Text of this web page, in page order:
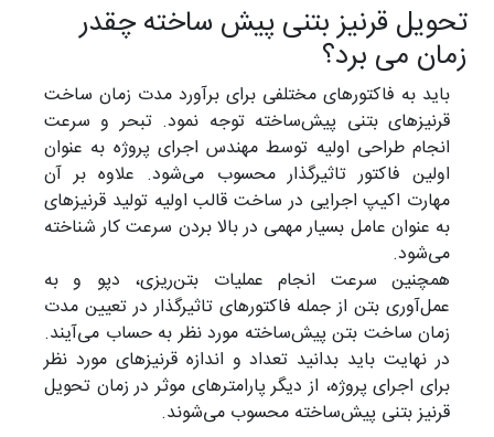
قرنیز بتنی پیش ساخته چقدر
می برد؟
باید به فاکتورهای مختلفی برای برآورد مدت زمان ساخت
قرنیزهای بتنی پیش‌ساخته توجه نمود. تبحر و سرعت
انجام طراحی‌ اولیه توسط مهندس اجرای پروژه به عنوان
اولین فاکتور تاثیرگذار محسوب می‌شود. علاوه بر آن
مهارت اکیپ اجرایی در ساخت قالب اولیه تولید قرنیزهای
به عنوان عامل بسیار مهمی در بالا بردن سرعت کار شناخته
می‌شود.
همچنین سرعت انجام عملیات بتن‌ریزی، دپو و به
عمل‌آوری بتن از جمله فاکتورهای تاثیرگذار در تعیین مدت
زمان ساخت بتن پیش‌ساخته مورد نظر به حساب می‌آیند.
در نهایت باید بدانید تعداد و اندازه قرنیزهای مورد نظر
برای اجرای پروژه، از دیگر پارامترهای موثر در زمان تحویل
قرنیز بتنی پیش‌ساخته محسوب می‌شوند.